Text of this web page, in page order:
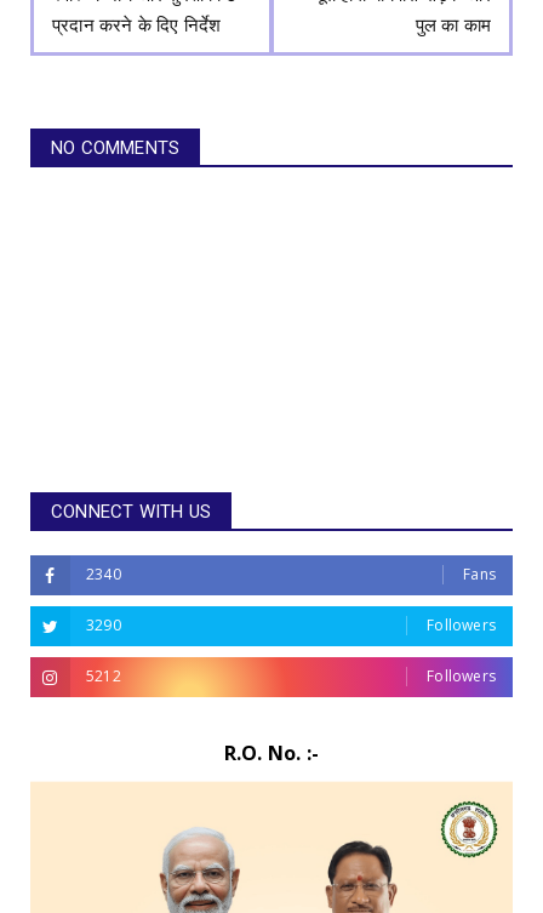
प्रदान करने के दिए निर्देश
पुल का काम
NO COMMENTS
CONNECT WITH US
2340 Fans
3290 Followers
5212 Followers
R.O. No. :-